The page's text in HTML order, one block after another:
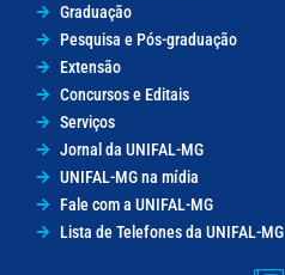
Graduação
Pesquisa e Pós-graduação
Extensão
Concursos e Editais
Serviços
Jornal da UNIFAL-MG
UNIFAL-MG na mídia
Fale com a UNIFAL-MG
Lista de Telefones da UNIFAL-MG